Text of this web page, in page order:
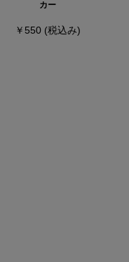
カー
￥550 (税込み)